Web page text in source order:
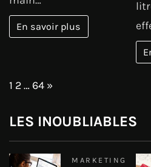
En savoir plus
Page:
1 2… 64 Next
»
LES INOUBLIABLES
MARKETING